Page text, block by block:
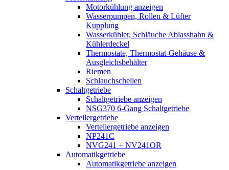
Motorkühlung anzeigen
Wasserpumpen, Rollen & Lüfter
Kupplung
Wasserkühler, Schläuche Ablasshahn &
Kühlerdeckel
Thermostate, Thermostat-Gehäuse &
Ausgleichsbehälter
Riemen
Schlauchschellen
Schaltgetriebe
Schaltgetriebe anzeigen
NSG370 6-Gang Schaltgetriebe
Verteilergetriebe
Verteilergetriebe anzeigen
NP241C
NVG241 + NV241OR
Automatikgetriebe
Automatikgetriebe anzeigen